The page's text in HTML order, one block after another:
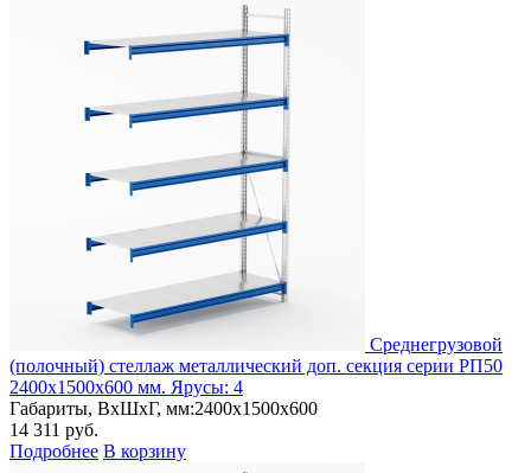
Cреднегрузовой
(полочный) стеллаж металлический доп. секция серии РП50
2400х1500х600 мм. Ярусы: 4
Габариты, ВxШxГ, мм:2400x1500x600
14 311 руб.
Подробнее В корзину